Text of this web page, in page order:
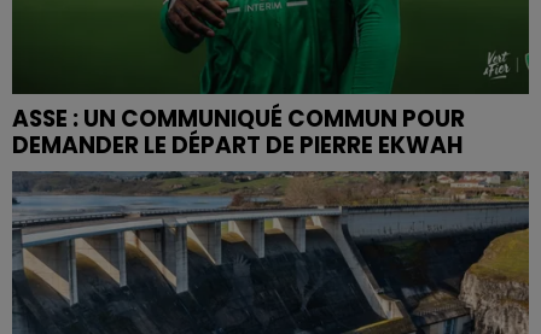
ASSE : UN COMMUNIQUÉ COMMUN POUR
DEMANDER LE DÉPART DE PIERRE EKWAH